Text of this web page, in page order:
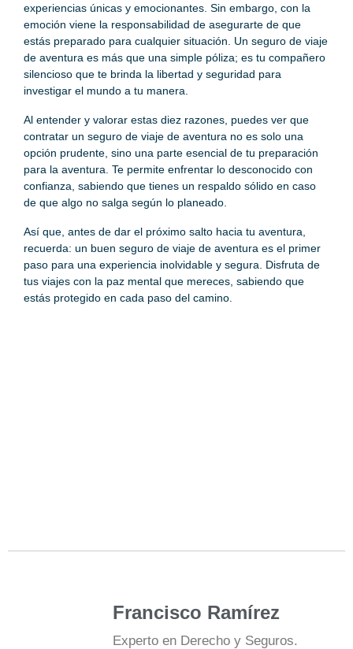
experiencias únicas y emocionantes. Sin embargo, con la
emoción viene la responsabilidad de asegurarte de que
estás preparado para cualquier situación. Un seguro de viaje
de aventura es más que una simple póliza; es tu compañero
silencioso que te brinda la libertad y seguridad para
investigar el mundo a tu manera.
Al entender y valorar estas diez razones, puedes ver que
contratar un seguro de viaje de aventura no es solo una
opción prudente, sino una parte esencial de tu preparación
para la aventura. Te permite enfrentar lo desconocido con
confianza, sabiendo que tienes un respaldo sólido en caso
de que algo no salga según lo planeado.
Así que, antes de dar el próximo salto hacia tu aventura,
recuerda: un buen seguro de viaje de aventura es el primer
paso para una experiencia inolvidable y segura. Disfruta de
tus viajes con la paz mental que mereces, sabiendo que
estás protegido en cada paso del camino.
Francisco Ramírez
Experto en Derecho y Seguros.